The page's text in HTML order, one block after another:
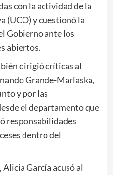
con la actividad de la
(UCO) y cuestionó la
Gobierno ante los
abiertos.
dirigió críticas al
Grande-Marlaska,
y por las
el departamento que
responsabilidades
dentro del
García acusó al